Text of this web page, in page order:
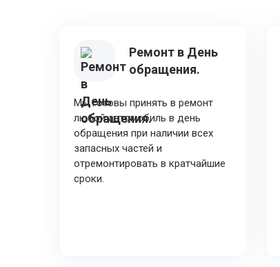
Ремонт в День
обращения.
Мы готовы принять в ремонт
любой автомобиль в день
обращения при наличии всех
запасных частей и
отремонтировать в кратчайшие
сроки.